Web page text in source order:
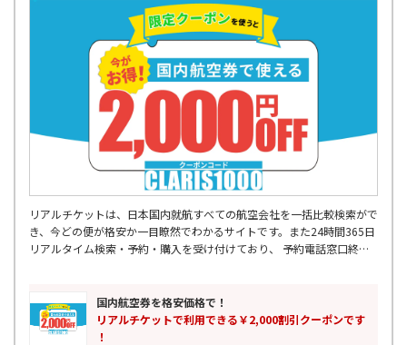
リアルチケットは、日本国内就航すべての航空会社を一括比較検索がで
き、今どの便が格安か一目瞭然でわかるサイトです。また24時間365日
リアルタイム検索・予約・購入を受け付けており、 予約電話窓口終了
購入をしていただけます。355日先の予約まででき、最大88%OFFの航
空券もご購入可能です。国内格安航空券はリアルチケットにお任せくだ
さい。
国内航空券を格安価格で！
リアルチケットで利用できる￥2,000割引クーポンです
！